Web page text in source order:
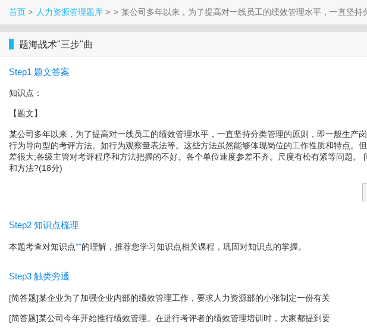
首页 人力资源管理题库 某公司多年以来，为了提高对一线员工的绩效管理水平，一直坚持
题海战术"三步"曲
Step1 题文答案
知识点：
【题文】
某公司多年以来，为了提高对一线员工的绩效管理水平，一直坚持分类管理的原则，即一般生
行为导向型的考评方法。如行为观察量表法等。这些方法虽然能够体现岗位的工作性质和特点
差很大;各级主管对考评程序和方法把握的不好。各个单位速度参差不齐。尺度有松有紧等问题
和方法?(18分)
Step2 知识点梳理
本题考查对知识点""的理解，推荐您学习知识点相关课程，巩固对知识点的掌握。
Step3 触类旁通
[简答题]某企业为了加强企业内部的绩效管理工作，要求人力资源部的小张制定一份有关
[简答题]某公司今年开始推行绩效管理。在进行考评者的绩效管理培训时，大家都提到要